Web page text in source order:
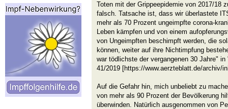
Toten mit der Grippeepidemie von 2017/18
falsch. Tatsache ist, dass wir überlastete
mehr als 70 Prozent ungeimpfte corona-
Leben kämpfen und von einem
von Ungeimpften beschimpft werden, die
können, weiter auf ihre Nichtimpfung
war tödlichste der vergangenen 30 Jahre"
41/2019 [https://www.aerzteblatt.de/archiv/
Auf die Gefahr hin, mich unbeliebt zu
von mehr als 90 Prozent der Bevölkerung
überwinden. Natürlich ausgenommen von